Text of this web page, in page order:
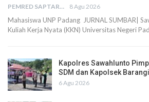
PEMRED SAPTARIUS 8 Agu 2026
Mahasiswa UNP Padang JURNAL SUMBAR|
Kuliah Kerja Nyata (KKN) Universitas Negeri
Kapolres Sawahlunto
SDM dan Kapolsek
6 Agu 2026